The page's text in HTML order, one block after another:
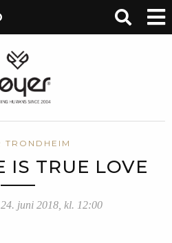
TRONDHEIM
IS TRUE LOVE
juni 2018, kl. 12:00